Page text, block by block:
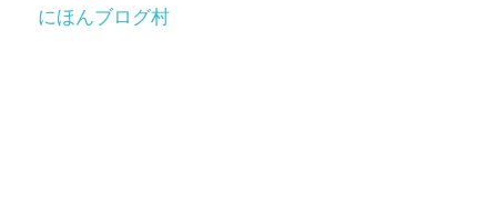
にほんブログ村